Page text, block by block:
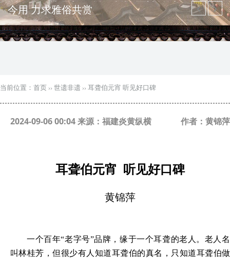
弘扬优秀文化 振奋民族精神 介绍民族
瑰宝 宣传中华精英
突出海西特色 报道台港澳侨 坚持古为
当前位置： 首页 ›› 世遗非遗 ›› 耳聋伯元宵 听见好口碑
2024-09-06 00:04 来源：福建炎黄纵横 作者：黄锦萍
耳聋伯元宵 听见好口碑
黄锦萍
一个百年“老字号”品牌，缘于一个耳聋的老人。老人名
叫林桂芳，但很少有人知道耳聋伯的真名，只知道耳聋伯做